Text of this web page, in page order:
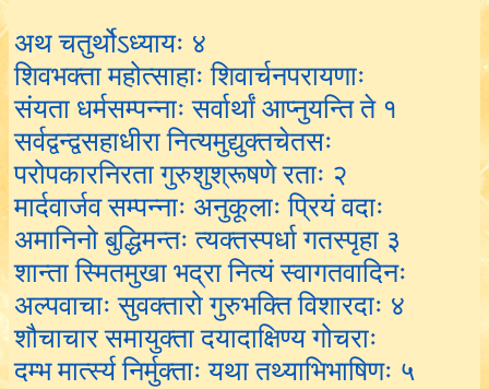
अथ चतुर्थोऽध्यायः ४
शिवभक्ता महोत्साहाः शिवार्चनपरायणाः
संयता धर्मसम्पन्नाः सर्वार्थां आप्नुयन्ति ते १
सर्वद्वन्द्वसहाधीरा नित्यमुद्युक्तचेतसः
परोपकारनिरता गुरुशुश्रूषणे रताः २
मार्दवार्जव सम्पन्नाः अनुकूलाः प्रियं वदाः
अमानिनो बुद्धिमन्तः त्यक्तस्पर्धा गतस्पृहा ३
शान्ता स्मितमुखा भद्रा नित्यं स्वागतवादिनः
अल्पवाचाः सुवक्तारो गुरुभक्ति विशारदाः ४
शौचाचार समायुक्ता दयादाक्षिण्य गोचराः
दम्भ मार्त्स्य निर्मुक्ताः यथा तथ्याभिभाषिणः ५